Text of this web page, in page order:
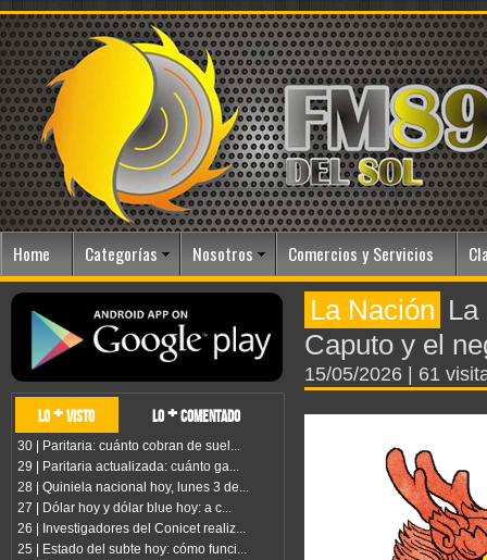
Home Categorías Nosotros Comercios y Servicios
lo + visto lo + comentado
30 | Paritaria: cuánto cobran de suel...
29 | Paritaria actualizada: cuánto ga...
28 | Quiniela nacional hoy, lunes 3 de...
27 | Dólar hoy y dólar blue hoy: a c...
26 | Investigadores del Conicet realiz...
25 | Estado del subte hoy: cómo funci...
La Nación La
Caputo y el
15/05/2026 | 61